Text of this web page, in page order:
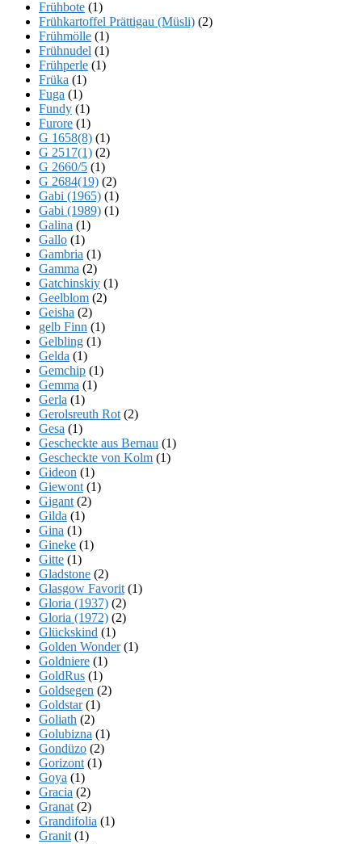
Frühbote (1)
Frühkartoffel Prättigau (Müsli) (2)
Frühmölle (1)
Frühnudel (1)
Frühperle (1)
Früka (1)
Fuga (1)
Fundy (1)
Furore (1)
G 1658(8) (1)
G 2517(1) (2)
G 2660/5 (1)
G 2684(19) (2)
Gabi (1965) (1)
Gabi (1989) (1)
Galina (1)
Gallo (1)
Gambria (1)
Gamma (2)
Gatchinskiy (1)
Geelblom (2)
Geisha (2)
gelb Finn (1)
Gelbling (1)
Gelda (1)
Gemchip (1)
Gemma (1)
Gerla (1)
Gerolsreuth Rot (2)
Gesa (1)
Gescheckte aus Bernau (1)
Gescheckte von Kolm (1)
Gideon (1)
Giewont (1)
Gigant (2)
Gilda (1)
Gina (1)
Gineke (1)
Gitte (1)
Gladstone (2)
Glasgow Favorit (1)
Gloria (1937) (2)
Gloria (1972) (2)
Glückskind (1)
Golden Wonder(1)
Goldniere (1)
GoldRus (1)
Goldsegen (2)
Goldstar(1)
Goliath (2)
Golubizna (1)
Gondüzo (2)
Gorizont (1)
Goya (1)
Gracia (2)
Granat (2)
Grandifolia (1)
Granit (1)